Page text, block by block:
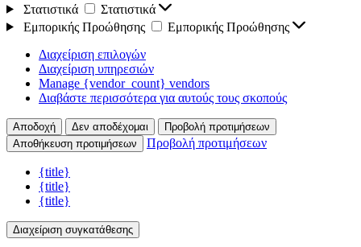
Στατιστικά
Στατιστικά
Εμπορικής Προώθησης
Εμπορικής Προώθησης
Διαχείριση επιλογών
Διαχείριση υπηρεσιών
Manage {vendor_count} vendors
Διαβάστε περισσότερα για αυτούς τους σκοπούς
Αποδοχή Δεν αποδέχομαι
Προβολή προτιμήσεων
Αποθήκευση προτιμήσεων
Προβολή προτιμήσεων
{title}
{title}
{title}
Διαχείριση συγκατάθεσης